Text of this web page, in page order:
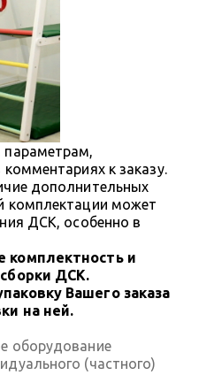
к заказу.
дополнительных
комплектации может
ДСК, особенно в
комплектность и
ДСК.
Вашего заказа
на ней.
оборудование
(частного)